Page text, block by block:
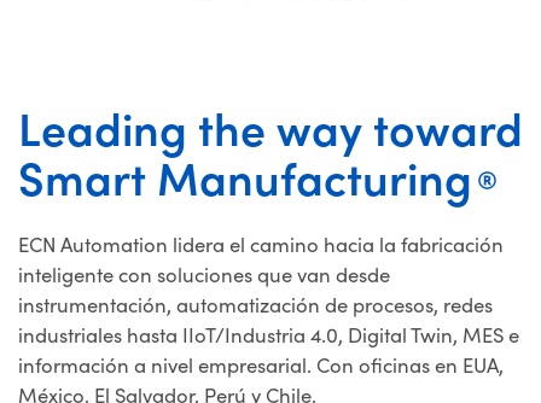
Leading the way toward
Smart Manufacturing
ECN Automation lidera el camino hacia la fabricación
inteligente con soluciones que van desde
instrumentación, automatización de procesos, redes
industriales hasta IIoT/Industria 4.0, Digital Twin, MES e
información a nivel empresarial. Con oficinas en EUA,
México, El Salvador, Perú y Chile.